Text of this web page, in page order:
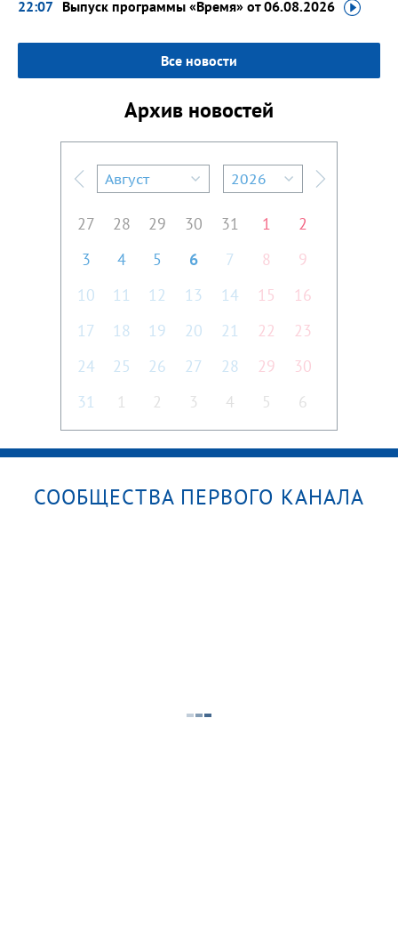
22:07 Выпуск программы «Время» от 06.08.2026
Все новости
Архив новостей
Август 2026
Предыдущий месяц
27 28 29 30 31 1
2
3
4 5 6 7 8
9
10
11 12 13 14 15
16
17
18 19 20 21 22
23
24
25 26 27 28 29
30
31
1 2 3 4 5 6
СООБЩЕСТВА ПЕРВОГО КАНАЛА